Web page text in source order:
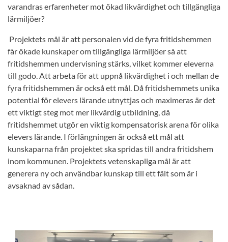
varandras erfarenheter mot ökad likvärdighet och tillgängliga
lärmiljöer?
Projektets mål är att personalen vid de fyra fritidshemmen
får ökade kunskaper om tillgängliga lärmiljöer så att
fritidshemmen undervisning stärks, vilket kommer eleverna
till godo. Att arbeta för att uppnå likvärdighet i och mellan de
fyra fritidshemmen är också ett mål. Då fritidshemmets unika
potential för elevers lärande utnyttjas och maximeras är det
ett viktigt steg mot mer likvärdig utbildning, då
fritidshemmet utgör en viktig kompensatorisk arena för olika
elevers lärande. I förlängningen är också ett mål att
kunskaparna från projektet ska spridas till andra fritidshem
inom kommunen. Projektets vetenskapliga mål är att
generera ny och användbar kunskap till ett fält som är i
avsaknad av sådan.